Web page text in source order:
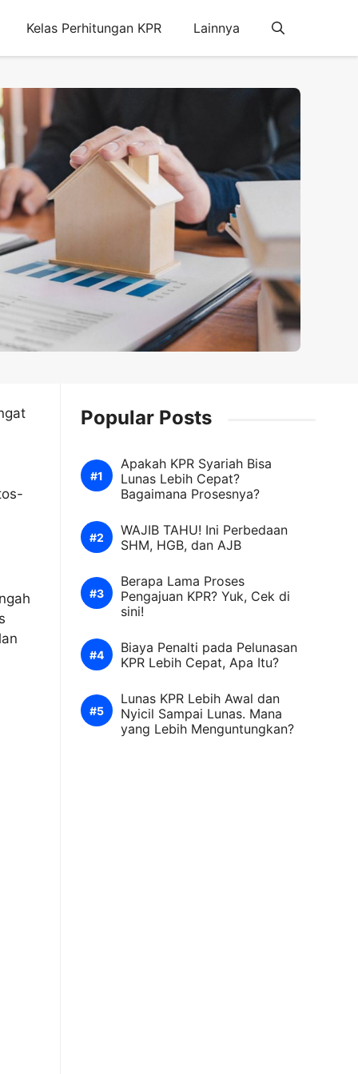
Kelas Perhitungan KPR Lainnya
Popular Posts
Apakah KPR Syariah Bisa
Lunas Lebih Cepat?
Bagaimana Prosesnya?
WAJIB TAHU! Ini Perbedaan
SHM, HGB, dan AJB
Berapa Lama Proses
Pengajuan KPR? Yuk, Cek di
sini!
Biaya Penalti pada Pelunasan
KPR Lebih Cepat, Apa Itu?
Lunas KPR Lebih Awal dan
Nyicil Sampai Lunas. Mana
yang Lebih Menguntungkan?